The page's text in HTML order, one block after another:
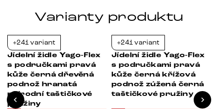
Varianty produktu
+241 variant
Jídelní židle Yago-Flex
s područkami pravá
kůže černá dřevěná
podnož hranatá
přírodní taštičkové
pružiny
+241 variant
Jídelní židle Yago-Flex
s područkami pravá
kůže černá křížová
podnož zúžená černá
taštičkové pružiny